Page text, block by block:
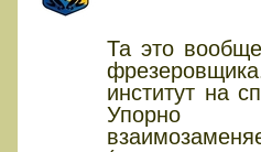
Та это
институт на